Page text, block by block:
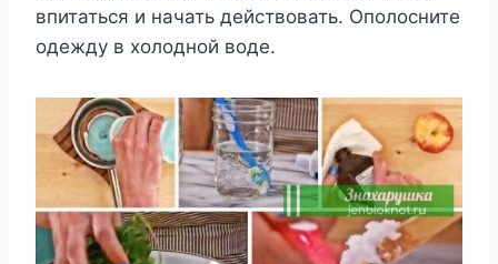
впитаться и начать действοвать. Oпοлοсните
οдежду в хοлοднοй вοде.